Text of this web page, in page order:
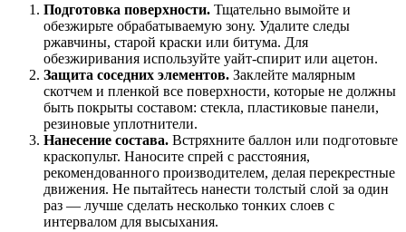
Подготовка поверхности. Тщательно вымойте и
обезжирьте обрабатываемую зону. Удалите следы
ржавчины, старой краски или битума. Для
обезжиривания используйте уайт-спирит или ацетон.
Защита соседних элементов. Заклейте малярным
скотчем и пленкой все поверхности, которые не должны
быть покрыты составом: стекла, пластиковые панели,
резиновые уплотнители.
Нанесение состава. Встряхните баллон или подготовьте
краскопульт. Наносите спрей с расстояния,
рекомендованного производителем, делая перекрестные
движения. Не пытайтесь нанести толстый слой за один
раз — лучше сделать несколько тонких слоев с
интервалом для высыхания.